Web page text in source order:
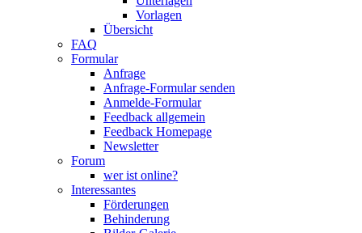
Vorlagen
Übersicht
FAQ
Formular
Anfrage
Anfrage-Formular senden
Anmelde-Formular
Feedback allgemein
Feedback Homepage
Newsletter
Forum
wer ist online?
Interessantes
Förderungen
Behinderung